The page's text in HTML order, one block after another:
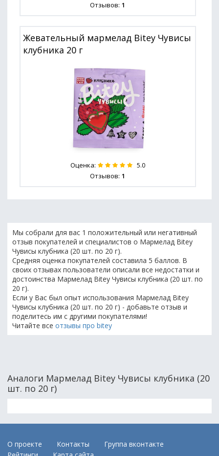
Отзывов: 1
Жевательный мармелад Bitey Чувисы
клубника 20 г
Оценка: 5.0
Отзывов: 1
Мы собрали для вас 1 положительный или негативный
отзыв покупателей и специалистов о Мармелад Bitey
Чувисы клубника (20 шт. по 20 г).
Средняя оценка покупателей составила 5 баллов. В
своих отзывах пользователи описали все недостатки и
достоинства Мармелад Bitey Чувисы клубника (20 шт. по
20 г).
Если у Вас был опыт использования Мармелад Bitey
Чувисы клубника (20 шт. по 20 г) - добавьте отзыв и
поделитесь им с другими покупателями!
Читайте все отзывы про bitey
Аналоги Мармелад Bitey Чувисы клубника (20
шт. по 20 г)
О проекте Контакты
Группа вконтакте